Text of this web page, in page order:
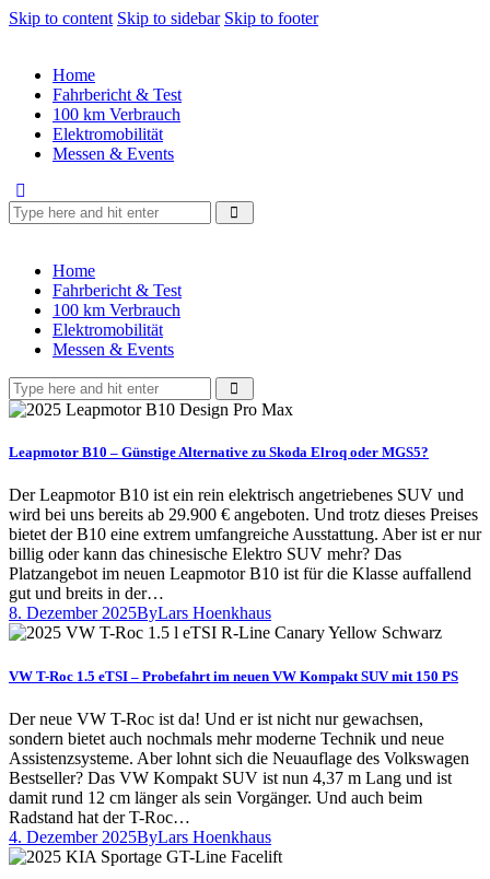
Skip to content Skip to sidebar Skip to footer
Home
Fahrbericht & Test
100 km Verbrauch
Elektromobilität
Messen & Events
Home
Fahrbericht & Test
100 km Verbrauch
Elektromobilität
Messen & Events
Leapmotor B10 – Günstige Alternative zu Skoda Elroq oder MGS5?
Der Leapmotor B10 ist ein rein elektrisch angetriebenes SUV und
wird bei uns bereits ab 29.900 € angeboten. Und trotz dieses Preises
bietet der B10 eine extrem umfangreiche Ausstattung. Aber ist er nur
billig oder kann das chinesische Elektro SUV mehr? Das
Platzangebot im neuen Leapmotor B10 ist für die Klasse auffallend
gut und breits in der…
8. Dezember 2025ByLars Hoenkhaus
VW T-Roc 1.5 eTSI – Probefahrt im neuen VW Kompakt SUV mit 150 PS
Der neue VW T-Roc ist da! Und er ist nicht nur gewachsen,
sondern bietet auch nochmals mehr moderne Technik und neue
Assistenzsysteme. Aber lohnt sich die Neuauflage des Volkswagen
Bestseller? Das VW Kompakt SUV ist nun 4,37 m Lang und ist
damit rund 12 cm länger als sein Vorgänger. Und auch beim
Radstand hat der T-Roc…
4. Dezember 2025ByLars Hoenkhaus